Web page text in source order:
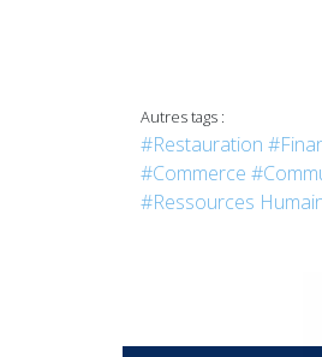
Autres tags :
#Restauration
#Commerce
#Ressources